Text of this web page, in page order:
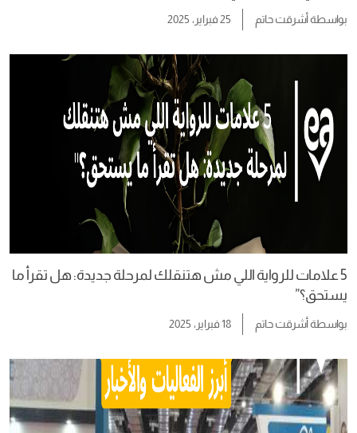
بواسطةأشرقت حاتم 25 فبراير، 2025
5 علامات للرواية اللي مش هتنقلك لمرحلة جديدة: هل تقرأ ما
يستحق؟”
بواسطةأشرقت حاتم 18 فبراير، 2025